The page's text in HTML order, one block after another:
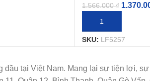
1.566.000₫
THÊM VÀO GIỎ
SKU: LF5257
tại Việt Nam. Mang lại sự tiện lợi,